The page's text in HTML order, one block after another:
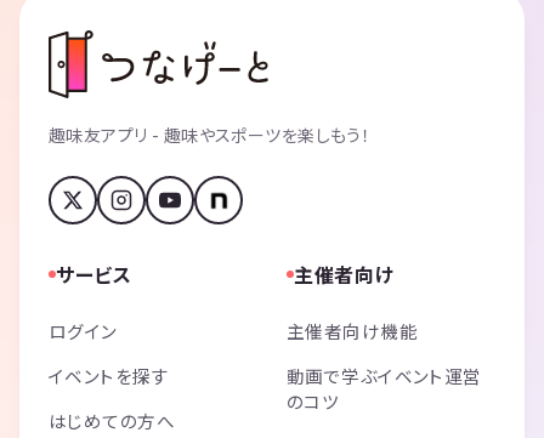
趣味友アプリ - 趣味やスポーツを楽しもう！
サービス
ログイン
イベントを探す
はじめての方へ
主催者向け
主催者向け機能
動画で学ぶイベント運営
のコツ